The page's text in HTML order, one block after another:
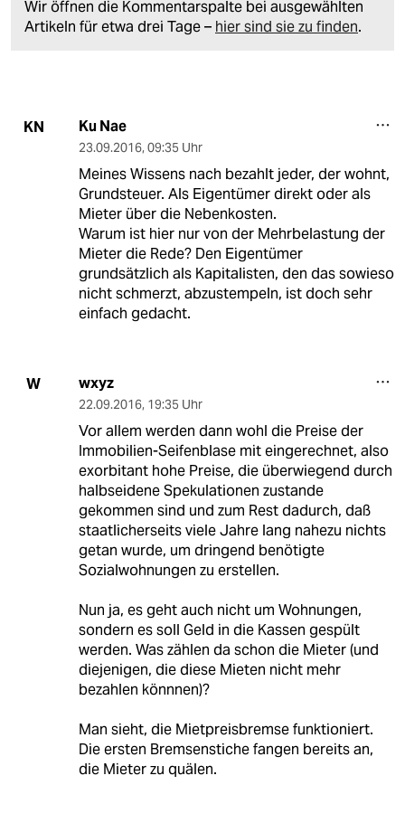
Wir öffnen die Kommentarspalte bei ausgewählten
Artikeln für etwa drei Tage – hier sind sie zu finden.
KN Ku Nae
23.09.2016, 09:35 Uhr
Meines Wissens nach bezahlt jeder, der wohnt,
Grundsteuer. Als Eigentümer direkt oder als
Mieter über die Nebenkosten.
Warum ist hier nur von der Mehrbelastung der
Mieter die Rede? Den Eigentümer
grundsätzlich als Kapitalisten, den das sowieso
nicht schmerzt, abzustempeln, ist doch sehr
einfach gedacht.
W wxyz
22.09.2016, 19:35 Uhr
Vor allem werden dann wohl die Preise der
Immobilien-Seifenblase mit eingerechnet, also
exorbitant hohe Preise, die überwiegend durch
halbseidene Spekulationen zustande
gekommen sind und zum Rest dadurch, daß
staatlicherseits viele Jahre lang nahezu nichts
getan wurde, um dringend benötigte
Sozialwohnungen zu erstellen.
Nun ja, es geht auch nicht um Wohnungen,
sondern es soll Geld in die Kassen gespült
werden. Was zählen da schon die Mieter (und
diejenigen, die diese Mieten nicht mehr
bezahlen könnnen)?
Man sieht, die Mietpreisbremse funktioniert.
Die ersten Bremsenstiche fangen bereits an,
die Mieter zu quälen.